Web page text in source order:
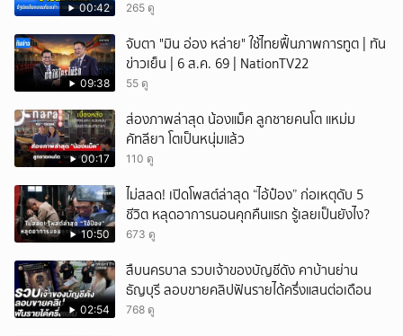
00:42 265 ดู
09:38
จับตา "มิน อ่อง หล่าย" ใช้ไทยฟื้นภาพการทูต | ทัน
ข่าวเย็น | 6 ส.ค. 69 | NationTV22
55 ดู
00:17
ส่องภาพล่าสุด น้องแม็ค ลูกชายคนโต แหม่ม
คัทลียา โตเป็นหนุ่มแล้ว
110 ดู
10:50
ไม่สลด! เปิดโพสต์ล่าสุด “ไอ้ป๋อง” ก่อเหตุดับ 5
ชีวิต หลุดอาการนอนคุกคืนแรก รู้เลยเป็นยังไง?
673 ดู
02:54
สืบนครบาล รวบเจ้าของบัญชีดัง คาบ้านย่าน
ธัญบุรี ลอบขายคลิปฟันรายได้ครึ่งแสนต่อเดือน
768 ดู